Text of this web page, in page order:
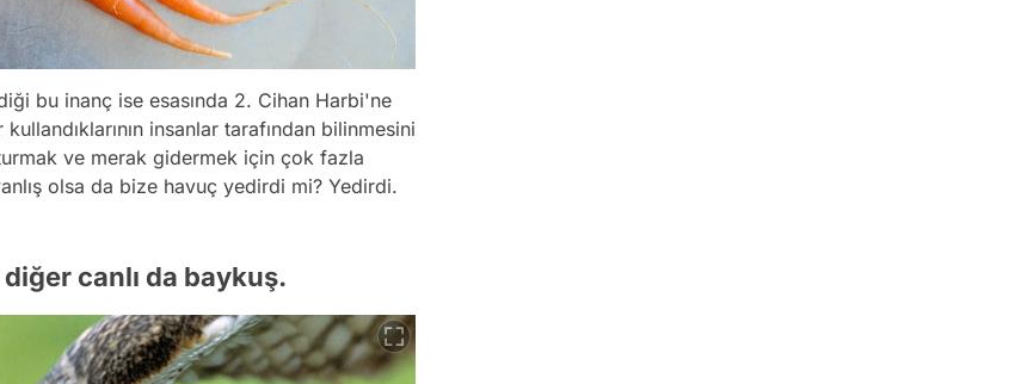
bu inanç ise esasında 2. Cihan Harbi'ne
insanlar tarafından bilinmesini
ve merak gidermek için çok fazla
olsa da bize havuç yedirdi mi? Yedirdi.
canlı da baykuş.